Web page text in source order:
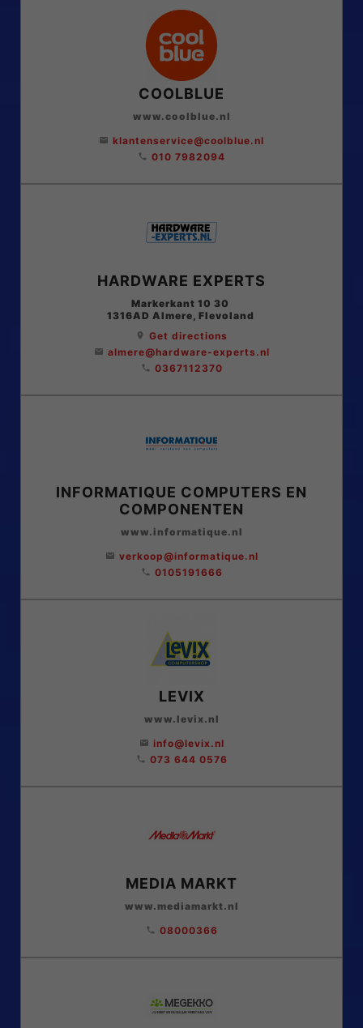
COOLBLUE
www.coolblue.nl
email klantenservice@coolblue.nl
phone 010 7982094
HARDWARE EXPERTS
Markerkant 10 30
1316AD Almere , Flevoland
location_on Get directions
email almere@hardware-experts.nl
phone 0367112370
INFORMATIQUE COMPUTERS EN
COMPONENTEN
www.informatique.nl
email verkoop@informatique.nl
phone 0105191666
LEVIX
www.levix.nl
email info@levix.nl
phone 073 644 0576
MEDIA MARKT
www.mediamarkt.nl
phone 08000366